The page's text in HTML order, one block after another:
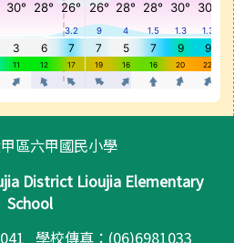
區六甲國民小學
District Lioujia Elementary
School
學校傳真：(06)6981033